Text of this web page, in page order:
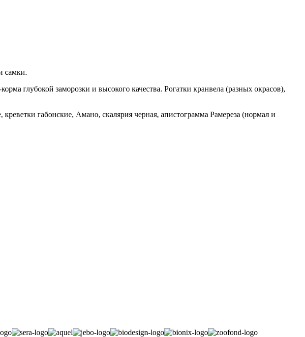
самки.
глубокой заморозки и высокого качества. Рогатки кранвела (разных окрасов),
габонские, Амано, скалярия черная, апистограмма Рамереза (нормал и